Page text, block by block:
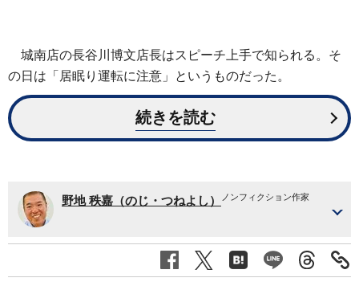
城南店の長谷川博文店長はスピーチ上手で知られる。そ
の日は「居眠り運転に注意」というものだった。
続きを読む
野地 秩嘉（のじ・つねよし） ノンフィクション作家